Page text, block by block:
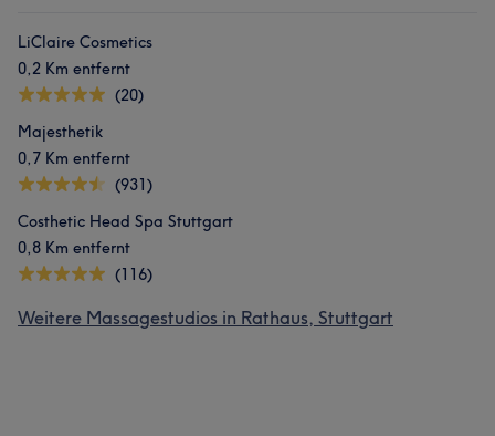
LiClaire Cosmetics
0,2 Km entfernt
(20)
Majesthetik
0,7 Km entfernt
(931)
Costhetic Head Spa Stuttgart
0,8 Km entfernt
(116)
Weitere Massagestudios in Rathaus, Stuttgart